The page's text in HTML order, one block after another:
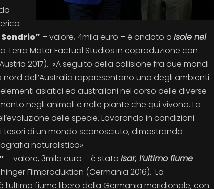
– valore, 4mila euro – è andato a Isole nel
Mater Factual Studios in coproduzione con
2017). «A seguito della collisione fra due mondi
dell’Australia rappresentano uno degli ambienti
asiatici ed australiani nel corso delle diverse
negli animali e nelle piante che qui vivono. La
delle specie. Lavorando in condizioni
di un mondo sconosciuto, dimostrando
naturalistica».
– valore, 3mila euro – è stato Isar, l’ultimo fiume
Filmproduktion (Germania 2016). La
l’ultimo fiume libero della Germania meridionale, con